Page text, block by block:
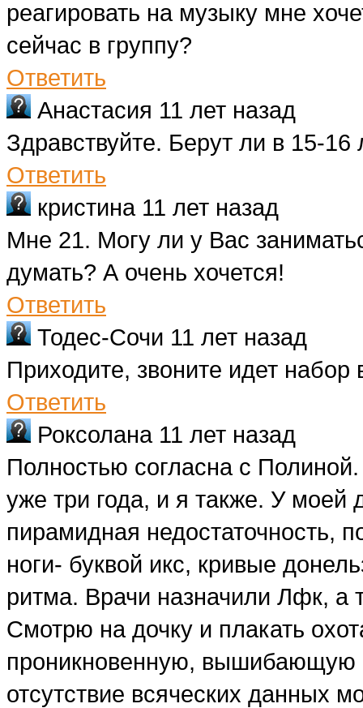
реагировать на музыку мне
сейчас в группу?
Ответить
Анастасия 11 лет назад
Здравствуйте. Берут ли в 15-16
Ответить
кристина 11 лет назад
Мне 21. Могу ли у Вас
думать? А очень хочется!
Ответить
Тодес-Сочи 11 лет назад
Приходите, звоните идет
Ответить
Роксолана 11 лет назад
Полностью согласна с
уже три года, и я также. У
пирамидная недостаточность,
ноги- буквой икс, кривые
ритма. Врачи назначили Лфк, а
Смотрю на дочку и плакать
проникновенную, вышибающую
отсутствие всяческих данных